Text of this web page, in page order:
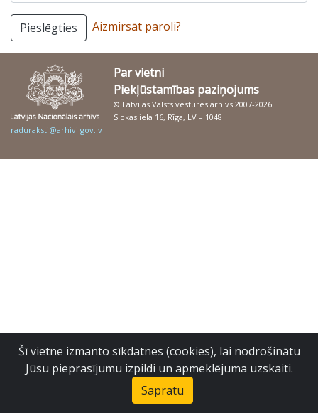
Pieslēgties Aizmirsāt paroli?
Par vietni
Piekļūstamības paziņojums
© Latvijas Valsts vēstures arhīvs 2007-2026
Slokas iela 16, Rīga, LV – 1048
raduraksti@arhivi.gov.lv
Šī vietne izmanto sīkdatnes (cookies), lai nodrošinātu
Jūsu pieprasījumu izpildi un apmeklējuma uzskaiti.
Sapratu